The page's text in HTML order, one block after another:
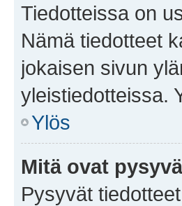
Tiedotteissa on
Nämä tiedotteet
jokaisen sivun
yleistiedotteissa.
Ylös
Mitä ovat
Pysyvät